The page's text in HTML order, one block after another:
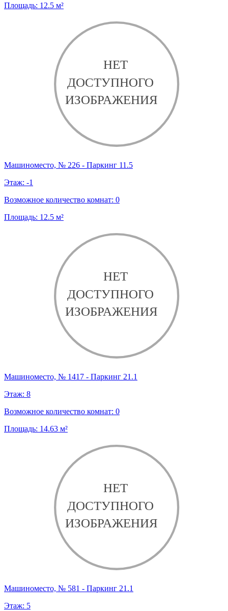
Площадь: 12.5 м²
Машиноместо, № 226 - Паркинг 11.5
Этаж: -1
Возможное количество комнат: 0
Площадь: 12.5 м²
Машиноместо, № 1417 - Паркинг 21.1
Этаж: 8
Возможное количество комнат: 0
Площадь: 14.63 м²
Машиноместо, № 581 - Паркинг 21.1
Этаж: 5